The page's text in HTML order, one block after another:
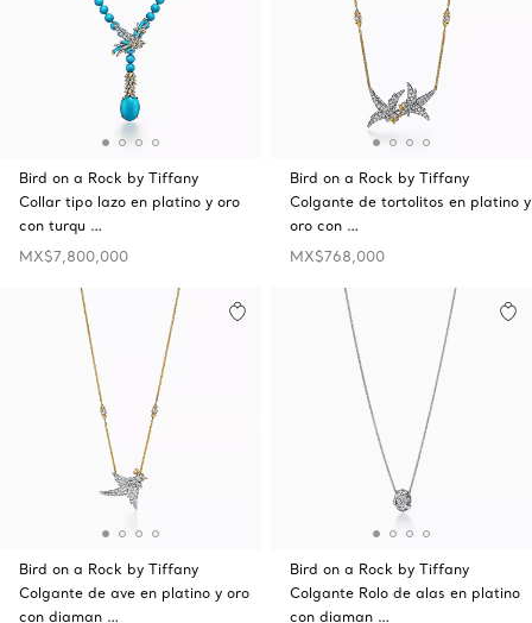
Bird on a Rock by Tiffany
Collar tipo lazo en platino y oro
con turqu …
MX$7,800,000
Bird on a Rock by Tiffany
Colgante de tortolitos en platino y
oro con …
MX$768,000
Bird on a Rock by Tiffany
Colgante de ave en platino y oro
con diaman …
Bird on a Rock by Tiffany
Colgante Rolo de alas en platino
con diaman …